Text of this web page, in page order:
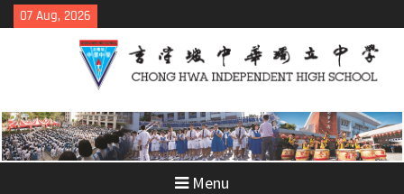
Skip
to
07 Aug, 2026
Menu